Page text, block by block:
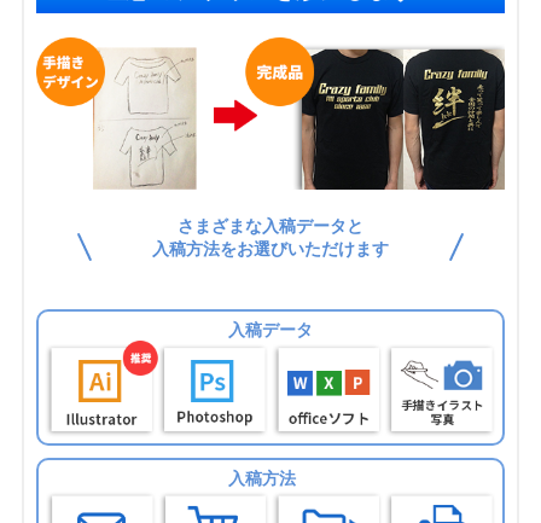
さまざまな入稿データと
入稿方法をお選びいただけます
入稿データ
入稿方法